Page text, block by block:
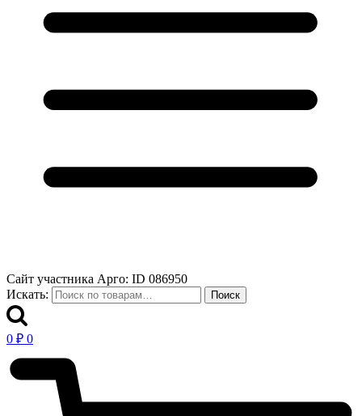
Сайт участника Арго: ID 086950
Искать:
Поиск
0 ₽ 0